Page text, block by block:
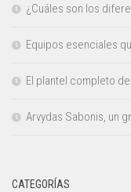
¿Cuáles son los
Equipos esenciales
El plantel completo
Arvydas Sabonis, un
CATEGORÍAS